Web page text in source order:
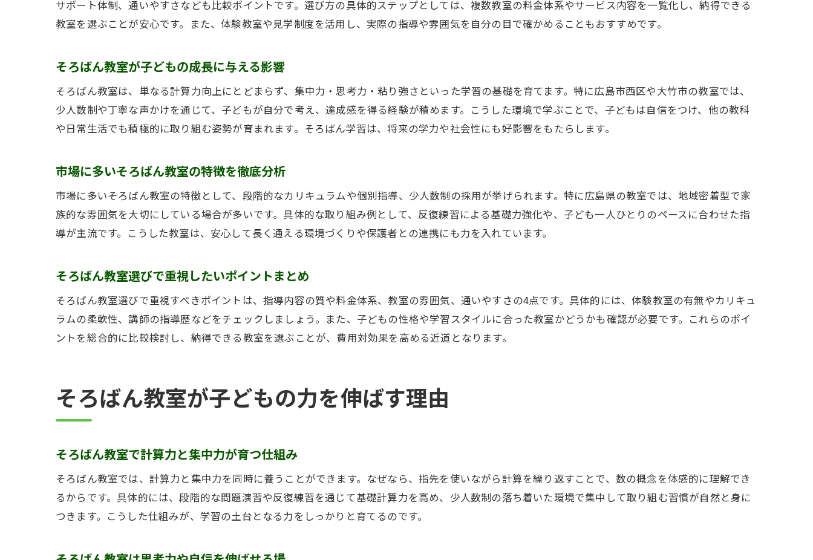
そろばん教室料金の平均と選び方の基本
そろばん教室88くん年会費を参考に比較
そろばん教室選びで気をつけたい料金ポイント
そろばん教室料金に関するよくある疑問を整理
学びが変わる広島市西区の教室環境とは
そろばん教室で集中力が高まる理由を紹介
そろばん教室の少人数指導のメリットを解説
そろばん教室の環境が学習意欲に与える影響
そろばん教室の教育的メリットを徹底解明
そろばん教室で身につく計算力と応用力
そろばん教室は脳の発達にも効果が期待
そろばん教室が子どもの習慣作りに役立つ
そろばん教室で得られる社会性や協調性
そろばん教室の実体験から分かるメリット
そろばん教室の月謝を比較した選び方のコツ
そろばん教室88くんの料金事例を参考に解説
そろばん教室の費用感と通いやすさの関係
サポート体制、通いやすさなども比較ポイントです。選び方の具体的ステップとしては、複数教室の料金体系やサービス内容を一覧化し、納得できる
教室を選ぶことが安心です。また、体験教室や見学制度を活用し、実際の指導や雰囲気を自分の目で確かめることもおすすめです。
そろばん教室が子どもの成長に与える影響
そろばん教室は、単なる計算力向上にとどまらず、集中力・思考力・粘り強さといった学習の基礎を育てます。特に広島市西区や大竹市の教室では、
少人数制や丁寧な声かけを通じて、子どもが自分で考え、達成感を得る経験が積めます。こうした環境で学ぶことで、子どもは自信をつけ、他の教科
や日常生活でも積極的に取り組む姿勢が育まれます。そろばん学習は、将来の学力や社会性にも好影響をもたらします。
市場に多いそろばん教室の特徴を徹底分析
市場に多いそろばん教室の特徴として、段階的なカリキュラムや個別指導、少人数制の採用が挙げられます。特に広島県の教室では、地域密着型で家
族的な雰囲気を大切にしている場合が多いです。具体的な取り組み例として、反復練習による基礎力強化や、子ども一人ひとりのペースに合わせた指
導が主流です。こうした教室は、安心して長く通える環境づくりや保護者との連携にも力を入れています。
そろばん教室選びで重視したいポイントまとめ
そろばん教室選びで重視すべきポイントは、指導内容の質や料金体系、教室の雰囲気、通いやすさの4点です。具体的には、体験教室の有無やカリキュ
ラムの柔軟性、講師の指導歴などをチェックしましょう。また、子どもの性格や学習スタイルに合った教室かどうかも確認が必要です。これらのポイ
ントを総合的に比較検討し、納得できる教室を選ぶことが、費用対効果を高める近道となります。
そろばん教室が子どもの力を伸ばす理由
そろばん教室で計算力と集中力が育つ仕組み
そろばん教室では、計算力と集中力を同時に養うことができます。なぜなら、指先を使いながら計算を繰り返すことで、数の概念を体感的に理解でき
るからです。具体的には、段階的な問題演習や反復練習を通じて基礎計算力を高め、少人数制の落ち着いた環境で集中して取り組む習慣が自然と身に
つきます。こうした仕組みが、学習の土台となる力をしっかりと育てるのです。